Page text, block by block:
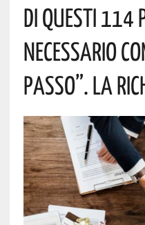
Di Questi 114
Necessario
Passo”. La